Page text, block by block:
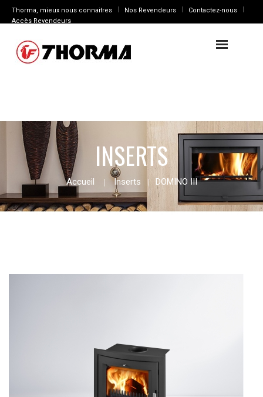
Thorma, mieux nous connaitres Nos Revendeurs
Contactez-nous
Accès Revendeurs
INSERTS
Accueil Inserts DOMINO III